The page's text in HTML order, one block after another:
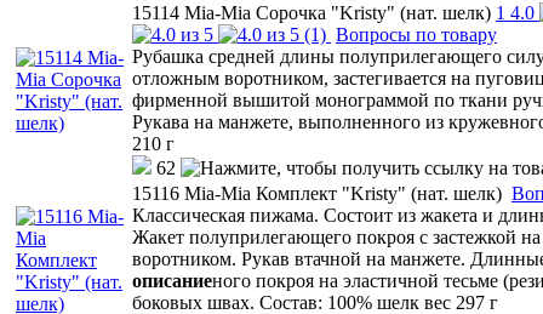
15114 Mia-Mia Сорочка "Kristy" (нат. шелк) 1 4.0
(1) Вопросы по товару
Рубашка средней длины полуприлегающего
отложным воротником, застегивается на
фирменной вышитой монограммой по ткани
Рукава на манжете, выполненного из
210 г
62
15116 Mia-Mia Комплект "Kristy" (нат. шелк)
Классическая пижама. Состоит из жакета и
Жакет полуприлегающего покроя с застежкой
воротником. Рукав втачной на манжете.
описаниеного покроя на эластичной тесьме
боковых швах. Состав: 100% шелк вес 297 г